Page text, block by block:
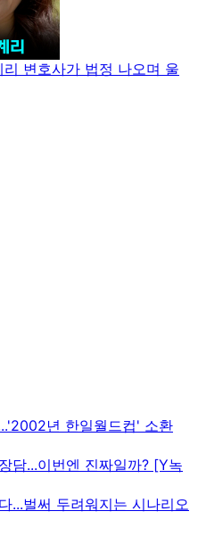
변호사가 법정 나오며 울
년 한일월드컵' 소환
담...이번엔 진짜일까? [Y녹
...벌써 두려워지는 시나리오